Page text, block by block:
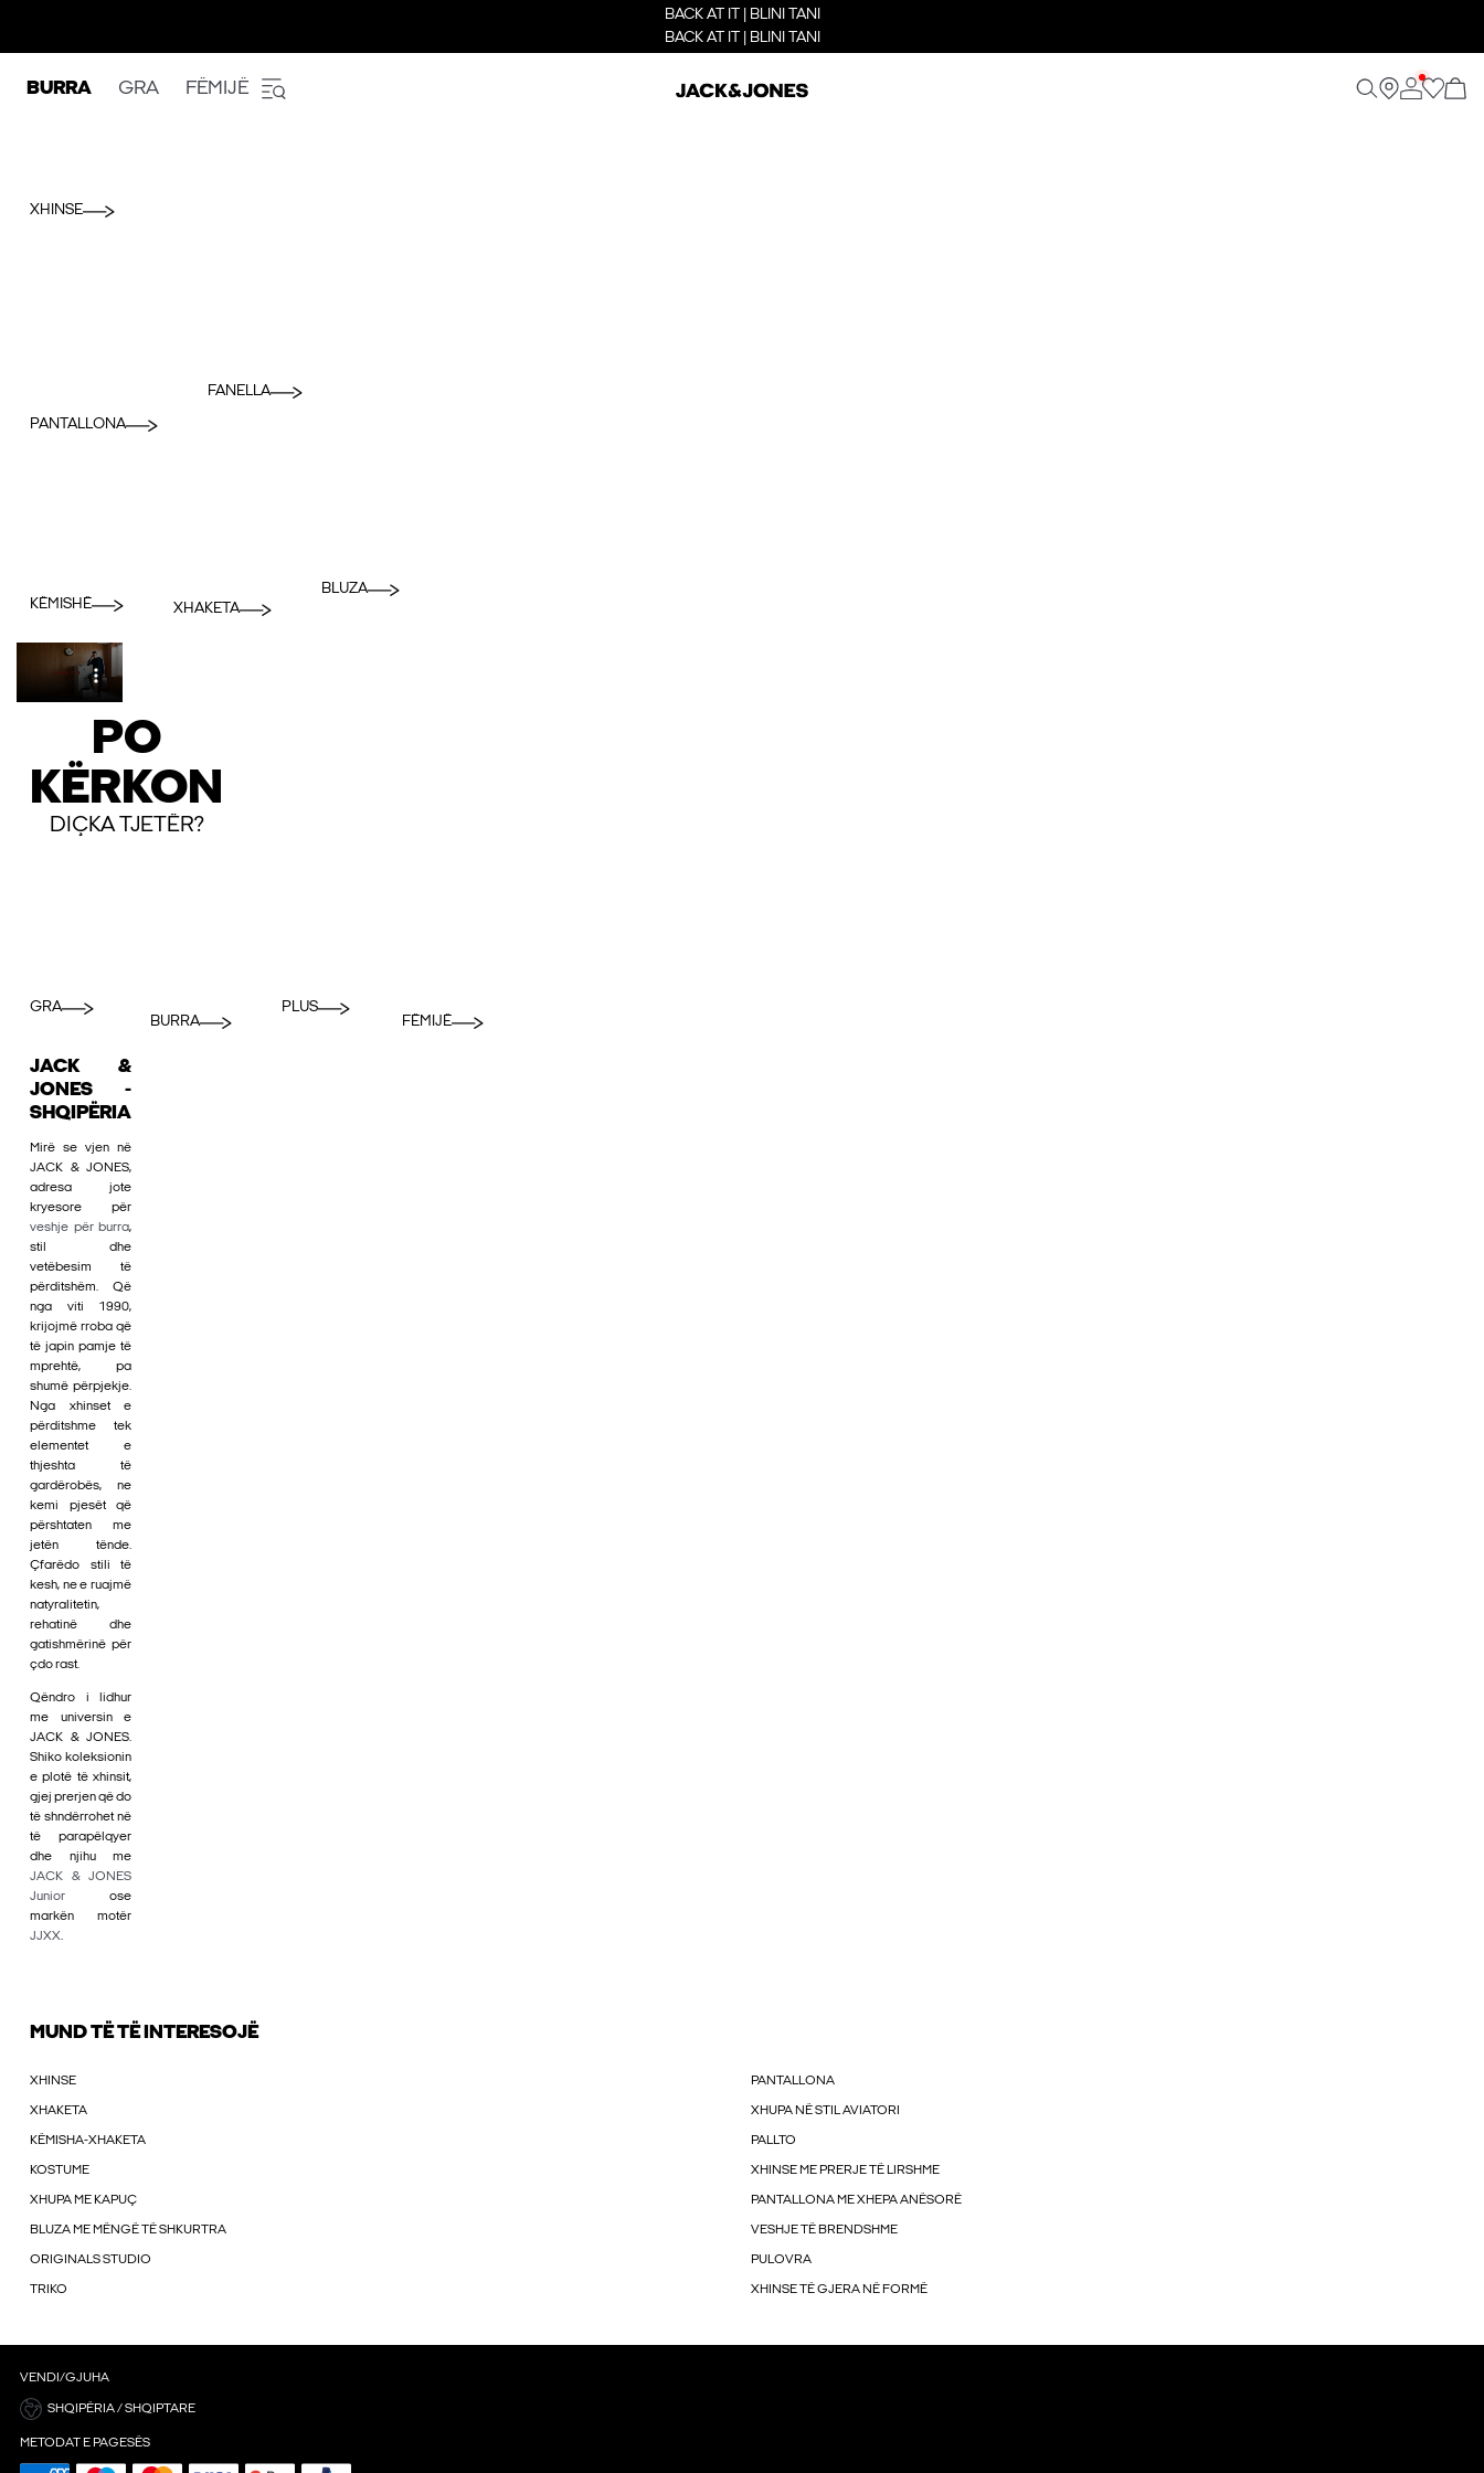
BACK AT IT | BLINI TANI
BACK AT IT | BLINI TANI
BURRA GRA FËMIJË
XHINSE
PANTALLONA
FANELLA
KËMISHË XHAKETA
BLUZA
PO
KËRKON
DIÇKA TJETËR?
GRA
BURRA
PLUS
FËMIJË
JACK &
JONES -
SHQIPËRIA
Mirë se vjen në
JACK & JONES,
adresa jote
kryesore për
veshje për burra,
stil dhe
vetëbesim të
përditshëm. Që
nga viti 1990,
krijojmë rroba që
të japin pamje të
mprehtë, pa
shumë përpjekje.
Nga xhinset e
përditshme tek
elementet e
thjeshta të
gardërobës, ne
kemi pjesët që
përshtaten me
jetën tënde.
Çfarëdo stili të
kesh, ne e ruajmë
natyralitetin,
rehatinë dhe
gatishmërinë për
çdo rast.
Qëndro i lidhur
me universin e
JACK & JONES.
Shiko koleksionin
e plotë të xhinsit,
gjej prerjen që do
të shndërrohet në
të parapëlqyer
dhe njihu me
JACK & JONES
Junior ose
markën motër
JJXX.
MUND TË TË INTERESOJË
XHINSE PANTALLONA
XHAKETA XHUPA NË STIL AVIATORI
KËMISHA-XHAKETA PALLTO
KOSTUME XHINSE ME PRERJE TË LIRSHME
XHUPA ME KAPUÇ PANTALLONA ME XHEPA ANËSORË
BLUZA ME MËNGË TË SHKURTRA VESHJE TË BRENDSHME
ORIGINALS STUDIO PULOVRA
TRIKO XHINSE TË GJERA NË FORMË
VENDI/GJUHA
SHQIPËRIA / SHQIPTARE
METODAT E PAGESËS